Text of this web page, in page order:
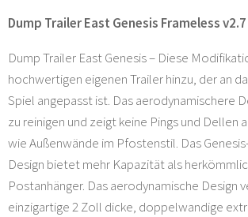
Dump Trailer East Genesis Frameless v2.7
Dump Trailer East Genesis – Diese
hochwertigen eigenen Trailer hinzu, der an
Spiel angepasst ist. Das aerodynamischere
zu reinigen und zeigt keine Pings und Dellen
wie Außenwände im Pfostenstil. Das
Design bietet mehr Kapazität als
Postanhänger. Das aerodynamische Design
einzigartige 2 Zoll dicke, doppelwandige